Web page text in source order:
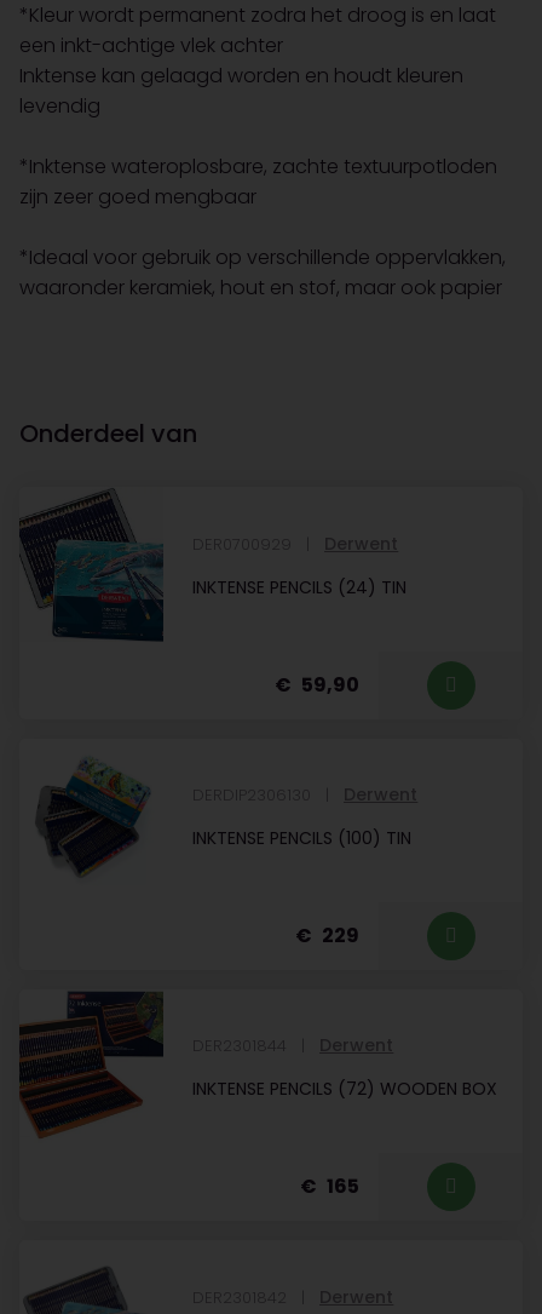
*Kleur wordt permanent zodra het droog is en laat
een inkt-achtige vlek achter
Inktense kan gelaagd worden en houdt kleuren
levendig
*Inktense wateroplosbare, zachte textuurpotloden
zijn zeer goed mengbaar
*Ideaal voor gebruik op verschillende oppervlakken,
waaronder keramiek, hout en stof, maar ook papier
Onderdeel van
Derwent
INKTENSE PENCILS (24) TIN
59,90
Derwent
INKTENSE PENCILS (100) TIN
229
DER2301844
Derwent
INKTENSE PENCILS (72) WOODEN BOX
165
DER2301842
Derwent